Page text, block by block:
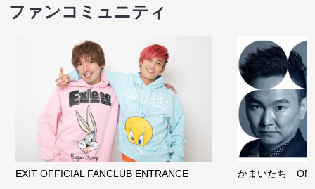
ファンコミュニティ
EXIT OFFICIAL FANCLUB ENTRANCE かまいたち